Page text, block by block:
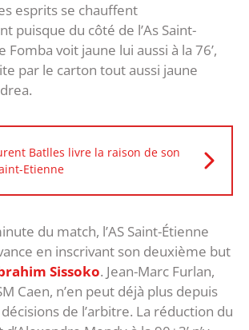
esprits se chauffent
puisque du côté de l’As Saint-
Fomba voit jaune lui aussi à la 76’,
par le carton tout aussi jaune
Batlles livre la raison de son
Etienne
du match, l’AS Saint-Étienne
en inscrivant son deuxième but
Sissoko. Jean-Marc Furlan,
Caen, n’en peut déjà plus depuis
de l’arbitre. La réduction du